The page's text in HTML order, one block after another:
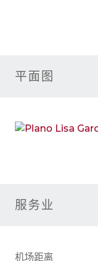
平面图
服务业
机场距离